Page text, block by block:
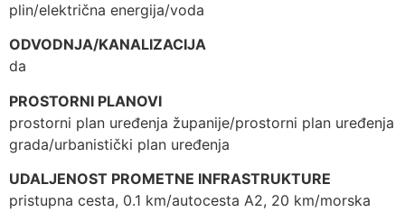
plin/električna energija/voda
ODVODNJA/KANALIZACIJA
da
PROSTORNI PLANOVI
prostorni plan uređenja županije/prostorni plan uređenja
grada/urbanistički plan uređenja
UDALJENOST PROMETNE INFRASTRUKTURE
pristupna cesta, 0.1 km/autocesta A2, 20 km/morska